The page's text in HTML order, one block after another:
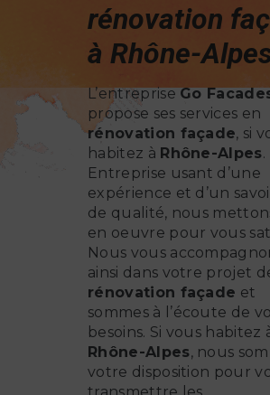
rénovation
à Rhône-
L’entrepriseGo
propose ses services en
rénovation façade, si
habitez à Rhône-Alpes.
Entreprise usant d’une
expérience et d’un
de qualité, nous
en oeuvre pour vous
Nous vous
ainsi dans votre projet
rénovation façade et
sommes à l’écoute de
besoins. Si vous habitez
Rhône-Alpes, nous
votre disposition pour
transmettre les